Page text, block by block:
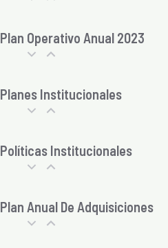
Plan Operativo Anual 2023
Planes Institucionales
Políticas Institucionales
Plan Anual De Adquisiciones